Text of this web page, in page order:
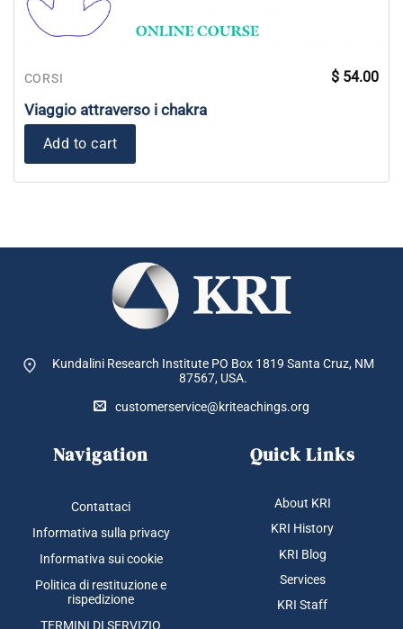
CORSI
Viaggio attraverso i chakra
$ 54.00
Add to cart
Kundalini Research Institute PO Box 1819 Santa Cruz, NM
87567, USA.
customerservice@kriteachings.org
Navigation
Contattaci
Informativa sulla privacy
Informativa sui cookie
Politica di restituzione e
rispedizione
TERMINI DI SERVIZIO
Quick Links
About KRI
KRI History
KRI Blog
Services
KRI Staff